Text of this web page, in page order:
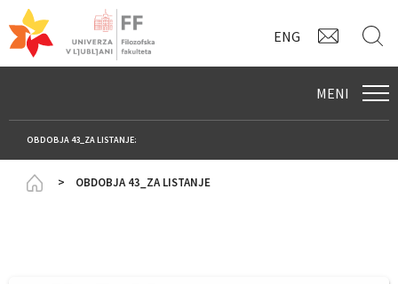
ENG
MENI
OBDOBJA 43_ZA LISTANJE:
HomepageOBDOBJA 43_ZA LISTANJE